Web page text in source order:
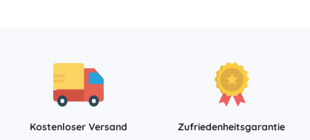
Kostenloser Versand
Zufriedenheitsgarantie